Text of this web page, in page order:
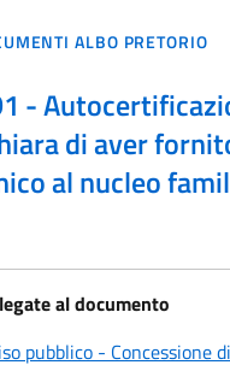
ALBO PRETORIO
-
di aver
al nucleo
al documento
pubblico - Concessione